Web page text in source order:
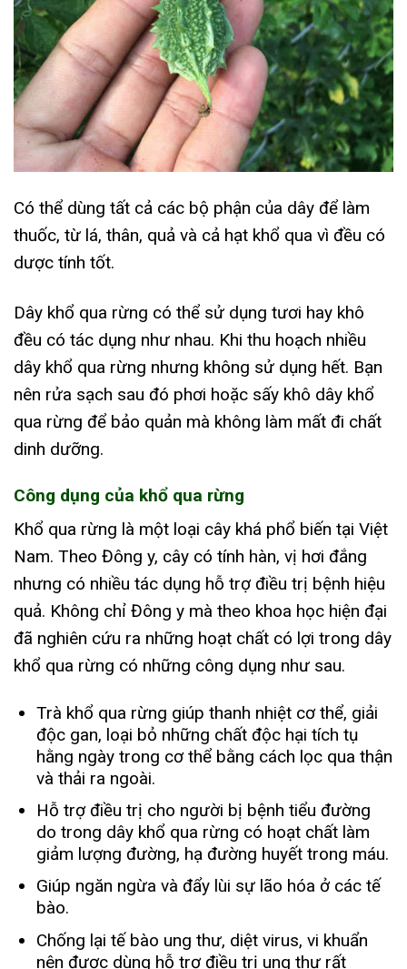
Có thể dùng tất cả các bộ phận của dây để làm
thuốc, từ lá, thân, quả và cả hạt khổ qua vì đều có
dược tính tốt.
Dây khổ qua rừng có thể sử dụng tươi hay khô
đều có tác dụng như nhau. Khi thu hoạch nhiều
dây khổ qua rừng nhưng không sử dụng hết. Bạn
nên rửa sạch sau đó phơi hoặc sấy khô dây khổ
qua rừng để bảo quản mà không làm mất đi chất
dinh dưỡng.
Công dụng của khổ qua rừng
Khổ qua rừng là một loại cây khá phổ biến tại Việt
Nam. Theo Đông y, cây có tính hàn, vị hơi đắng
nhưng có nhiều tác dụng hỗ trợ điều trị bệnh hiệu
quả. Không chỉ Đông y mà theo khoa học hiện đại
đã nghiên cứu ra những hoạt chất có lợi trong dây
khổ qua rừng có những công dụng như sau.
Trà khổ qua rừng giúp thanh nhiệt cơ thể, giải
độc gan, loại bỏ những chất độc hại tích tụ
hằng ngày trong cơ thể bằng cách lọc qua thận
và thải ra ngoài.
Hỗ trợ điều trị cho người bị bệnh tiểu đường
do trong dây khổ qua rừng có hoạt chất làm
giảm lượng đường, hạ đường huyết trong máu.
Giúp ngăn ngừa và đẩy lùi sự lão hóa ở các tế
bào.
Chống lại tế bào ung thư, diệt virus, vi khuẩn
nên được dùng hỗ trợ điều trị ung thư rất